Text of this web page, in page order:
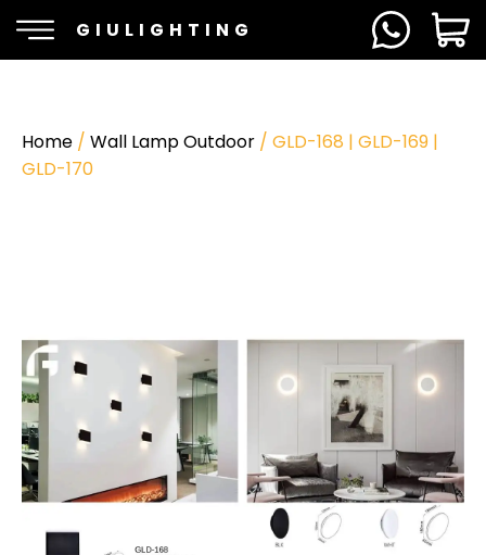
GIULIGHTING
Home / Wall Lamp Outdoor / GLD-168 | GLD-169 |
GLD-170